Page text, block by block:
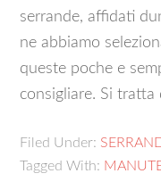
serrande, affidati
ne abbiamo
queste poche e
consigliare. Si tratta
Filed Under:
Tagged With: